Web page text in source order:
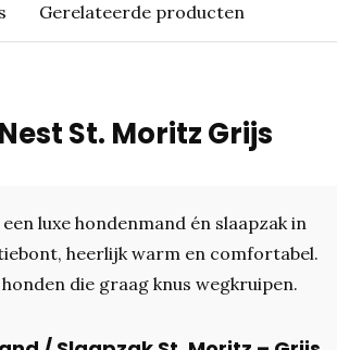
Gerelateerde producten
St. Moritz Grijs
luxe hondenmand én slaapzak in
heerlijk warm en comfortabel.
die graag knus wegkruipen.